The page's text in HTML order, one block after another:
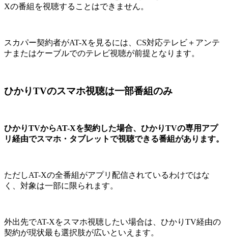
Xの番組を視聴することはできません。
スカパー契約者がAT-Xを見るには、CS対応テレビ＋アンテ
ナまたはケーブルでのテレビ視聴が前提となります。
ひかりTVのスマホ視聴は一部番組のみ
ひかりTVからAT-Xを契約した場合、ひかりTVの専用アプ
リ経由でスマホ・タブレットで視聴できる番組があります。
ただしAT-Xの全番組がアプリ配信されているわけではな
く、対象は一部に限られます。
外出先でAT-Xをスマホ視聴したい場合は、ひかりTV経由の
契約が現状最も選択肢が広いといえます。